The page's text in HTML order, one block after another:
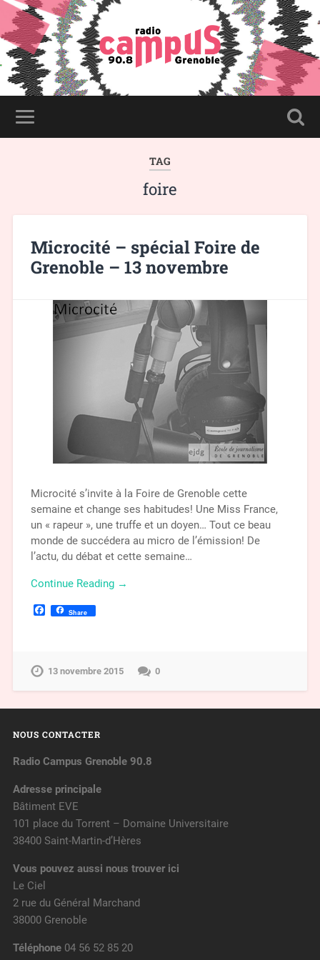
TAG
foire
Microcité – spécial Foire de
Grenoble – 13 novembre
Microcité s’invite à la Foire de Grenoble cette
semaine et change ses habitudes! Une Miss France,
un « rapeur », une truffe et un doyen… Tout ce beau
monde de succédera au micro de l’émission! De
l’actu, du débat et cette semaine…
Continue Reading →
Facebook
Share
13 novembre 2015 0
NOUS CONTACTER
Radio Campus Grenoble 90.8
Adresse principale
Bâtiment EVE
101 place du Torrent – Domaine Universitaire
38400 Saint-Martin-d’Hères
Vous pouvez aussi nous trouver ici
Le Ciel
2 rue du Général Marchand
38000 Grenoble
Téléphone04 56 52 85 20